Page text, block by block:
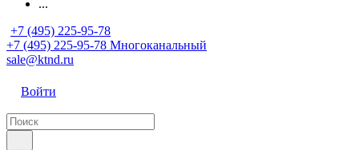
...
+7 (495) 225-95-78
+7 (495) 225-95-78 Многоканальный
sale@ktnd.ru
Войти